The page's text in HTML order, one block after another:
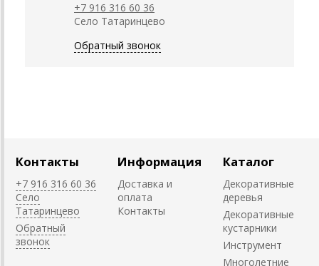
+7 916 316 60 36
Село Татаринцево
Обратный звонок
Контакты
+7 916 316 60 36
Село
Татаринцево
Обратный
звонок
Информация
Доставка и
оплата
Контакты
Каталог
Декоративные
деревья
Декоративные
кустарники
Инструмент
Многолетние